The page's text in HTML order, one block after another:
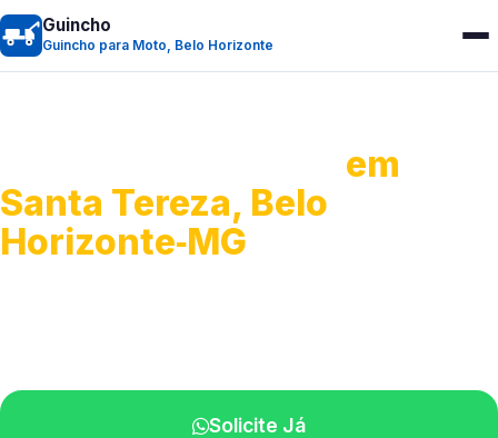
Guincho
Guincho para Moto, Belo Horizonte
em
Santa Tereza, Belo
Horizonte‑MG
Solicite Já